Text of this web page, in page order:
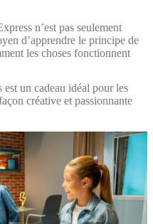
n’est pas seulement
d’apprendre le principe de
les choses fonctionnent
un cadeau idéal pour les
créative et passionnante